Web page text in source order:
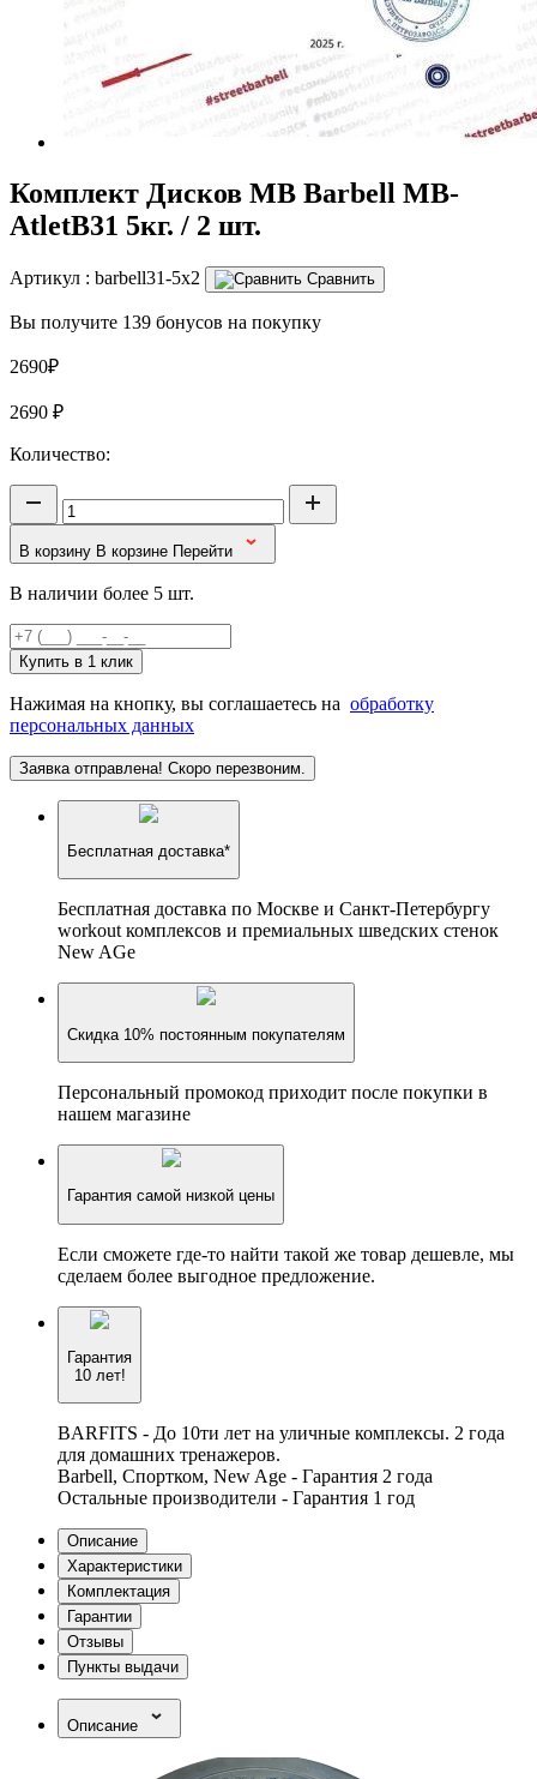
Комплект Дисков MB Barbell MB-
AtletB31 5кг. / 2 шт.
Артикул : barbell31-5x2 Сравнить
Вы получите 139 бонусов на покупку
2690₽
2690 ₽
Количество:
В корзину В корзине Перейти
В наличии более 5 шт.
Купить в 1 клик
Нажимая на кнопку, вы соглашаетесь на обработку
персональных данных
Заявка отправлена! Скоро перезвоним.
Бесплатная доставка*
Бесплатная доставка по Москве и Санкт-Петербургу
workout комплексов и премиальных шведских стенок
New AGe
Скидка 10% постоянным покупателям
Персональный промокод приходит после покупки в
нашем магазине
Гарантия самой низкой цены
Если сможете где-то найти такой же товар дешевле, мы
сделаем более выгодное предложение.
Гарантия
10 лет!
BARFITS - До 10ти лет на уличные комплексы. 2 года
для домашних тренажеров.
Barbell, Спортком, New Age - Гарантия 2 года
Остальные производители - Гарантия 1 год
Описание
Характеристики
Комплектация
Гарантии
Отзывы
Пункты выдачи
Описание